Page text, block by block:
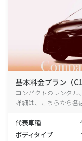
基本料金プラン（C1
コンパクトのレンタル
詳細は、こちらから各
代表車種
ボディタイプ